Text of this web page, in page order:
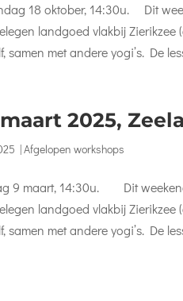
18 oktober, 14:30u. Dit
landgoed vlakbij Zierikzee
samen met andere yogi’s. De
2025,
|Afgelopen workshops
9 maart, 14:30u. Dit
landgoed vlakbij Zierikzee
samen met andere yogi’s. De